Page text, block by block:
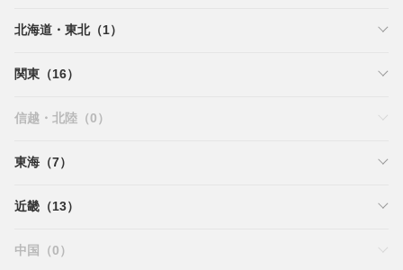
北海道・東北（1）
関東（16）
信越・北陸（0）
東海（7）
近畿（13）
中国（0）